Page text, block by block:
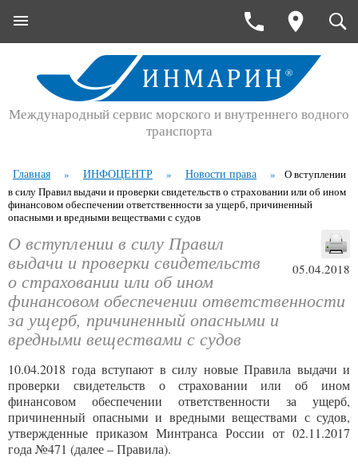
Международный сервис морского и внутреннего водного
транспорта
Главная » ИНФОЦЕНТР » Новости права »
О вступлении
в силу Правил выдачи и проверки свидетельств о страховании или об ином
финансовом обеспечении ответственности за ущерб, причиненный
опасными и вредными веществами с судов
05.04.2018
О вступлении в силу Правил
выдачи и проверки свидетельств
о страховании или об ином
финансовом обеспечении ответственности
за ущерб, причиненный опасными и
вредными веществами с судов
10.04.2018 года вступают в силу новые Правила выдачи и
проверки свидетельств о страховании или об ином
финансовом обеспечении ответственности за ущерб,
причиненный опасными и вредными веществами с судов,
утвержденные приказом Минтранса России от 02.11.2017
года №471 (далее – Правила).